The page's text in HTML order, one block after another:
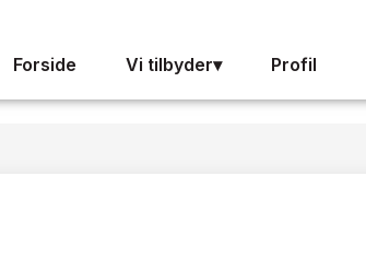
Forside Vi tilbyder▾ Profil